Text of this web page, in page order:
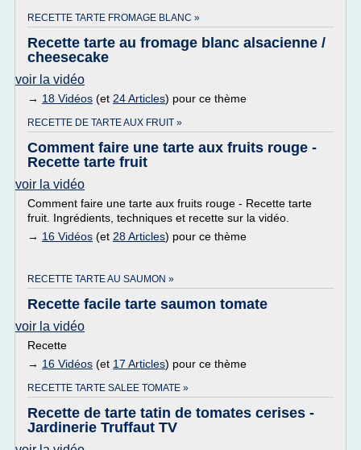
RECETTE TARTE FROMAGE BLANC »
Recette tarte au fromage blanc alsacienne /
cheesecake
voir la vidéo
→ 18 Vidéos (et 24 Articles) pour ce thème
RECETTE DE TARTE AUX FRUIT »
Comment faire une tarte aux fruits rouge -
Recette tarte fruit
voir la vidéo
Comment faire une tarte aux fruits rouge - Recette tarte
fruit. Ingrédients, techniques et recette sur la vidéo.
→ 16 Vidéos (et 28 Articles) pour ce thème
RECETTE TARTE AU SAUMON »
Recette facile tarte saumon tomate
voir la vidéo
Recette
→ 16 Vidéos (et 17 Articles) pour ce thème
RECETTE TARTE SALEE TOMATE »
Recette de tarte tatin de tomates cerises -
Jardinerie Truffaut TV